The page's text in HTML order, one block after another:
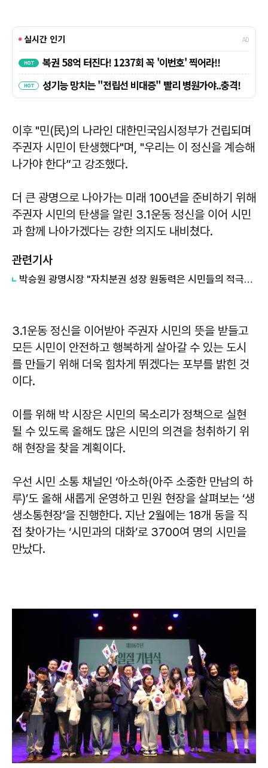
이후 "민(民)의 나라인 대한민국임시정부가 건립되며
주권자 시민이 탄생했다"며, "우리는 이 정신을 계승해
나가야 한다”고 강조했다.
더 큰 광명으로 나아가는 미래 100년을 준비하기 위해
주권자 시민의 탄생을 알린 3.1운동 정신을 이어 시민
과 함께 나아가겠다는 강한 의지도 내비쳤다.
관련기사
박승원 광명시장 "자치분권 성장 원동력은 시민들의 적극적인 관심과 참여"
3.1운동 정신을 이어받아 주권자 시민의 뜻을 받들고
모든 시민이 안전하고 행복하게 살아갈 수 있는 도시
를 만들기 위해 더욱 힘차게 뛰겠다는 포부를 밝힌 것
이다.
이를 위해 박 시장은 시민의 목소리가 정책으로 실현
될 수 있도록 올해도 많은 시민의 의견을 청취하기 위
해 현장을 찾을 계획이다.
우선 시민 소통 채널인 ‘아소하(아주 소중한 만남의 하
루)’도 올해 새롭게 운영하고 민원 현장을 살펴보는 ‘생
생소통현장’을 진행한다. 지난 2월에는 18개 동을 직
접 찾아가는 ‘시민과의 대화’로 3700여 명의 시민을
만났다.